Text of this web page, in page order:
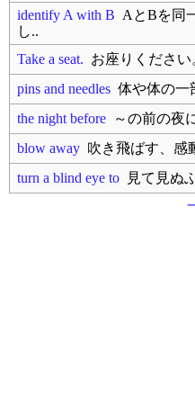
identify A with B AとBを同
し..
Take a seat. お座りください
pins and needles 体や体の一
the night before ～の前の夜
blow away 吹き飛ばす、感
turn a blind eye to 見て見ぬ